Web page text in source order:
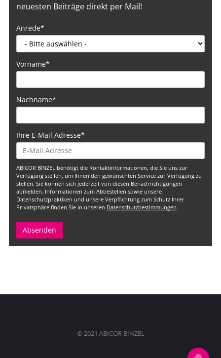
neuesten Beiträge direkt per Mail!
Anrede*
Vorname*
Nachname*
Ihre E-Mail Adresse*
ABICOR BINZEL benötigt die Kontaktinformationen, die Sie uns zur
Verfügung stellen, um Ihnen den gewünschten Service zur Verfügung zu
stellen. Sie können sich jederzeit von diesen Benachrichtigungen
abmelden. Informationen zum Abbestellen sowie unsere
Datenschutzpraktiken und unsere Verpflichtung zum Schutz Ihrer
Privatsphäre finden Sie in unseren Datenschutzbestimmungen.
© 2021 ABICOR BINZEL